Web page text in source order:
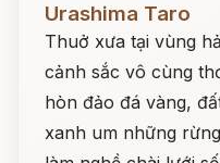
Urashima Taro
Thuở xưa tại vùng
cảnh sắc vô cùng
hòn đảo đá vàng,
xanh um những